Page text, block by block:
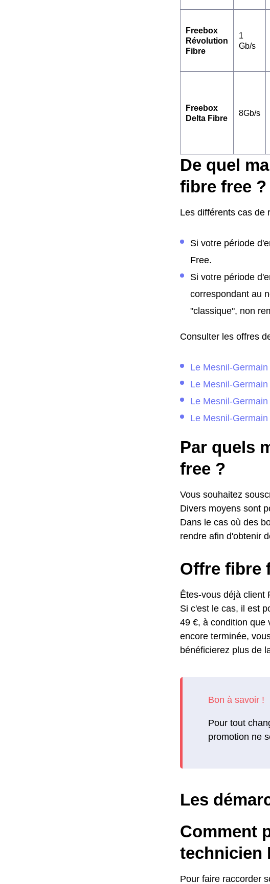
Freebox
Révolution
Fibre
1
Gb/s
Freebox
Delta Fibre
8Gb/s
De quel
fibre free ?
Les différents cas de
Si votre période
Free.
Si votre période
correspondant au
"classique", non
Consulter les offres
Le Mesnil-
Le Mesnil-
Le Mesnil-
Le Mesnil-
Par quels
free ?
Vous souhaitez
Divers moyens sont
Dans le cas où des
rendre afin d'obtenir
Offre fibre
Êtes-vous déjà client
Si c'est le cas, il est
49 €, à condition que
encore terminée,
bénéficierez plus de
Pour tout
promotion ne
Les
Comment
technicien
Pour faire raccorder